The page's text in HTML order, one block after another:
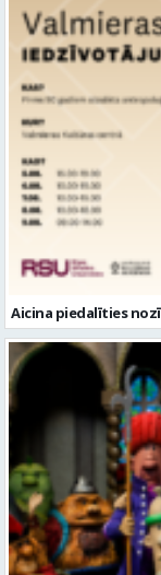
Aicina piedalīties